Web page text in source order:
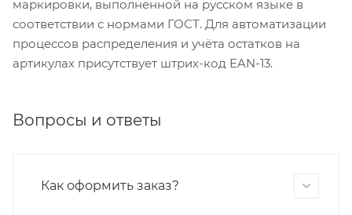
маркировки, выполненной на русском языке в
соответствии с нормами ГОСТ. Для автоматизации
процессов распределения и учёта остатков на
артикулах присутствует штрих-код EAN-13.
Вопросы и ответы
Как оформить заказ?